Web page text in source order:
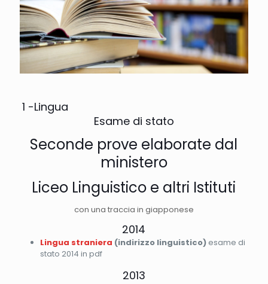
1 -Lingua
Esame di stato
Seconde prove elaborate dal
ministero
Liceo Linguistico e altri Istituti
con una traccia in giapponese
2014
Lingua straniera (indirizzo linguistico)esame di
stato 2014 in pdf
2013